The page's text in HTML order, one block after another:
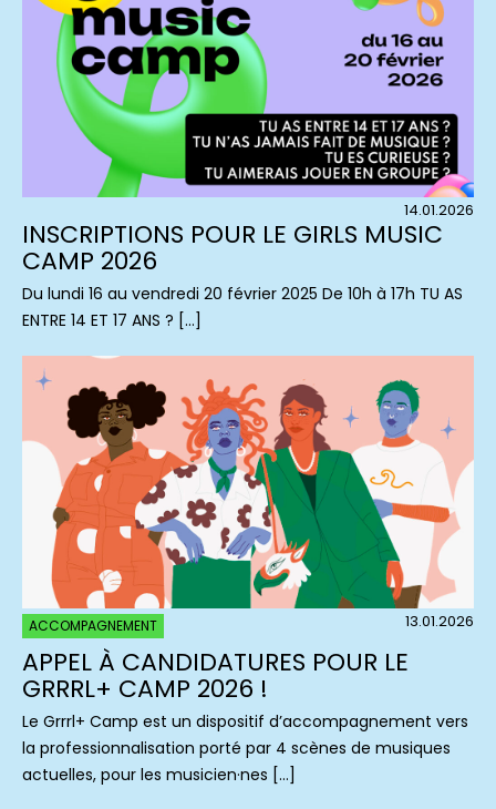
14.01.2026
INSCRIPTIONS POUR LE GIRLS MUSIC
CAMP 2026
Du lundi 16 au vendredi 20 février 2025 De 10h à 17h TU AS
ENTRE 14 ET 17 ANS ? […]
ACCOMPAGNEMENT 13.01.2026
APPEL À CANDIDATURES POUR LE
GRRRL+ CAMP 2026 !
Le Grrrl+ Camp est un dispositif d’accompagnement vers
la professionnalisation porté par 4 scènes de musiques
actuelles, pour les musicien·nes […]